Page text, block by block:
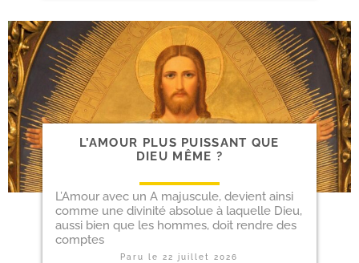
L’AMOUR PLUS PUIS­SANT QUE
DIEU MÊME ?
L’Amour avec un A majus­cule, devient ain­si
comme une divi­ni­té abso­lue à laquelle Dieu,
aus­si bien que les hommes, doit rendre des
comptes
Paru le22 juillet 2026